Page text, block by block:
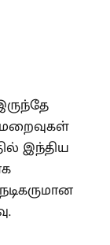
இந்திய